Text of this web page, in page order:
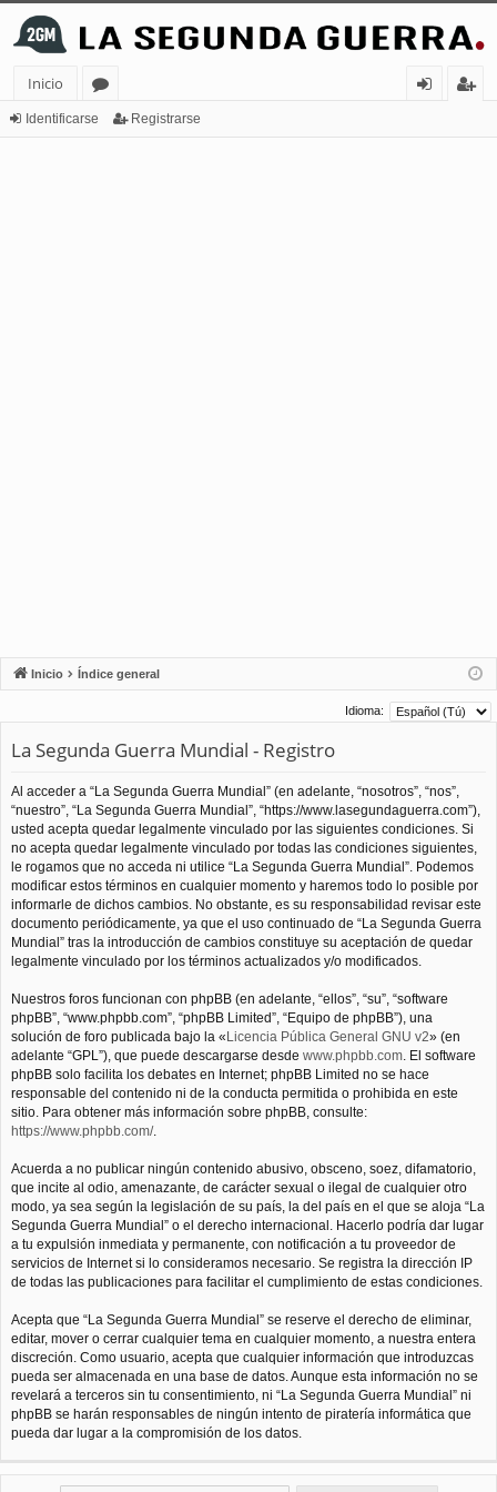
Inicio
or
Identificarse Registrarse
Inicio Índice general
Idioma:
La Segunda Guerra Mundial - Registro
Al acceder a “La Segunda Guerra Mundial” (en adelante, “nosotros”, “nos”,
“nuestro”, “La Segunda Guerra Mundial”, “https://www.lasegundaguerra.com”),
usted acepta quedar legalmente vinculado por las siguientes condiciones. Si
no acepta quedar legalmente vinculado por todas las condiciones siguientes,
le rogamos que no acceda ni utilice “La Segunda Guerra Mundial”. Podemos
modificar estos términos en cualquier momento y haremos todo lo posible por
informarle de dichos cambios. No obstante, es su responsabilidad revisar este
documento periódicamente, ya que el uso continuado de “La Segunda Guerra
Mundial” tras la introducción de cambios constituye su aceptación de quedar
legalmente vinculado por los términos actualizados y/o modificados.
Nuestros foros funcionan con phpBB (en adelante, “ellos”, “su”, “software
phpBB”, “www.phpbb.com”, “phpBB Limited”, “Equipo de phpBB”), una
solución de foro publicada bajo la «Licencia Pública General GNU v2» (en
adelante “GPL”), que puede descargarse desde www.phpbb.com. El software
phpBB solo facilita los debates en Internet; phpBB Limited no se hace
responsable del contenido ni de la conducta permitida o prohibida en este
sitio. Para obtener más información sobre phpBB, consulte:
https://www.phpbb.com/.
Acuerda a no publicar ningún contenido abusivo, obsceno, soez, difamatorio,
que incite al odio, amenazante, de carácter sexual o ilegal de cualquier otro
modo, ya sea según la legislación de su país, la del país en el que se aloja “La
Segunda Guerra Mundial” o el derecho internacional. Hacerlo podría dar lugar
a tu expulsión inmediata y permanente, con notificación a tu proveedor de
servicios de Internet si lo consideramos necesario. Se registra la dirección IP
de todas las publicaciones para facilitar el cumplimiento de estas condiciones.
Acepta que “La Segunda Guerra Mundial” se reserve el derecho de eliminar,
editar, mover o cerrar cualquier tema en cualquier momento, a nuestra entera
discreción. Como usuario, acepta que cualquier información que introduzcas
pueda ser almacenada en una base de datos. Aunque esta información no se
revelará a terceros sin tu consentimiento, ni “La Segunda Guerra Mundial” ni
phpBB se harán responsables de ningún intento de piratería informática que
pueda dar lugar a la compromisión de los datos.